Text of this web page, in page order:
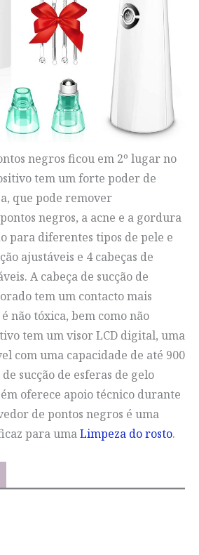
negros ficou em 2º lugar no
tem um forte poder de
que pode remover
negros, a acne e a gordura
para diferentes tipos de pele e
ajustáveis e 4 cabeças de
A cabeça de sucção de
tem um contacto mais
não tóxica, bem como não
tem um visor LCD digital, uma
com uma capacidade de até 900
sucção de esferas de gelo
oferece apoio técnico durante
de pontos negros é uma
para umaLimpeza do rosto.